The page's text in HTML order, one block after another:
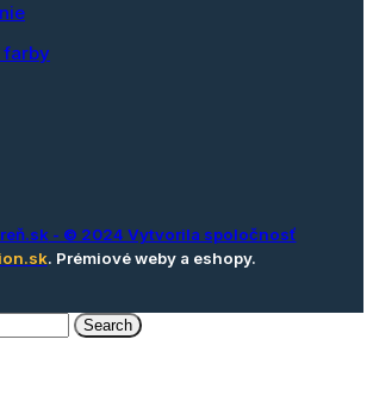
farby
- © 2024 Vytvorila spoločnosť
. Prémiové weby a eshopy.
Search